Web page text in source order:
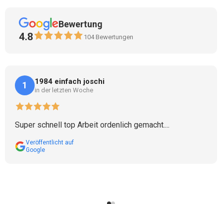
Bewertung
4.8 104Bewertungen
1 1984 einfach joschi
in der letzten Woche
Super schnell top Arbeit ordenlich gemacht....
Veröffentlicht auf
Google